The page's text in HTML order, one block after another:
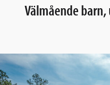
Välmående